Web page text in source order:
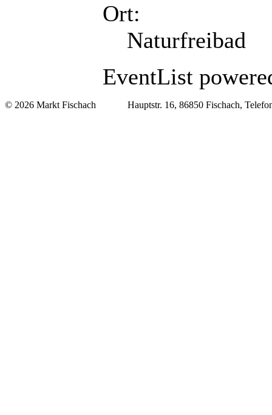
Ort:
Naturfreibad
EventList
© 2026 Markt Fischach Hauptstr. 16, 86850 Fischach, Telefon